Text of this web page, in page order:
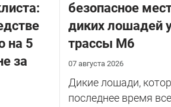
на 5
за
безопасное
диких лошадей
трассы М6
07 августа 2026
Дикие лошади,
последнее время все